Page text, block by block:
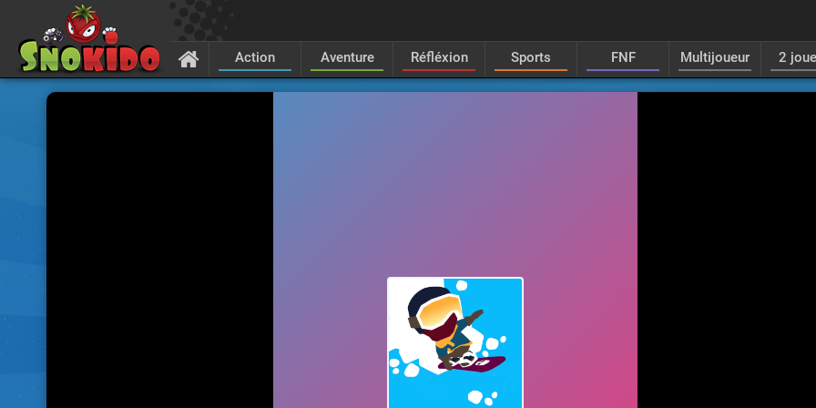
Action Aventure Réfléxion Sports FNF Multijoueur 2